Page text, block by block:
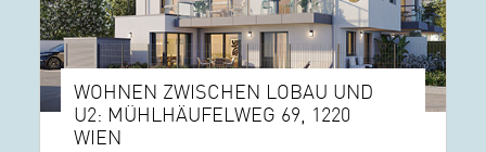
WOHNEN ZWISCHEN LOBAU UND
U2: MÜHLHÄUFELWEG 69, 1220
WIEN